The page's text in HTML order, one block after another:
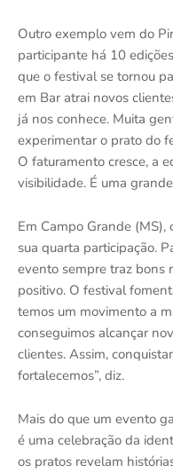
Outro exemplo vem do
participante há 10
que o festival se tornou
em Bar atrai novos
já nos conhece. Muita
experimentar o prato do
O faturamento cresce, a
visibilidade. É uma
Em Campo Grande
sua quarta participação.
evento sempre traz bons
positivo. O festival
temos um movimento a
conseguimos alcançar
clientes. Assim,
fortalecemos”, diz.
Mais do que um evento
é uma celebração da
os pratos revelam